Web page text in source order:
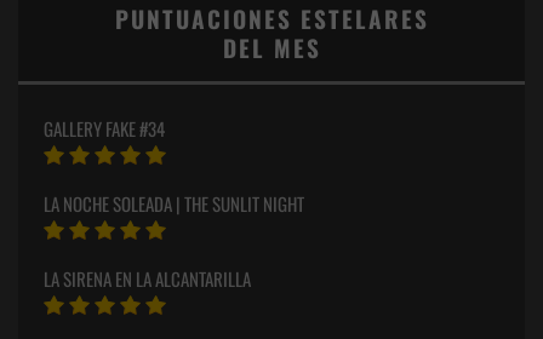
PUNTUACIONES ESTELARES
DEL MES
GALLERY FAKE #34
LA NOCHE SOLEADA | THE SUNLIT NIGHT
LA SIRENA EN LA ALCANTARILLA